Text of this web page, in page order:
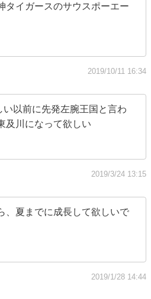
イガースのサウスポーエー
2019/10/11 16:34
以前に先発左腕王国と言わ
及川になって欲しい
2019/3/24 13:15
、夏までに成長して欲しいで
2019/1/28 14:44